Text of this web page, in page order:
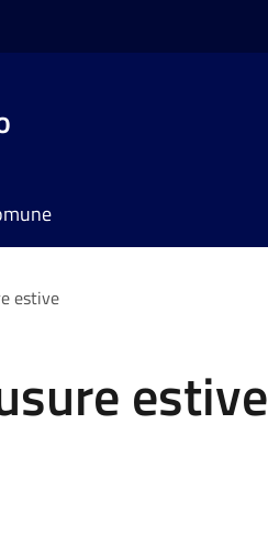
estive
estive